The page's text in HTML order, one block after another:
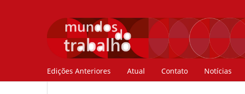
Edições Anteriores Atual Contato Notícias